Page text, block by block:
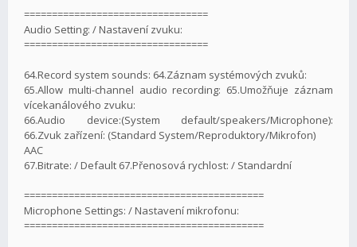
=================================
Audio Setting: / Nastavení zvuku:
=================================
64.Record system sounds: 64.Záznam systémových zvuků:
65.Allow multi-channel audio recording: 65.Umožňuje záznam
vícekanálového zvuku:
66.Audio device:(System default/speakers/Microphone):
66.Zvuk zařízení: (Standard System/Reproduktory/Mikrofon)
AAC
67.Bitrate: / Default 67.Přenosová rychlost: / Standardní
===========================================
Microphone Settings: / Nastavení mikrofonu:
===========================================